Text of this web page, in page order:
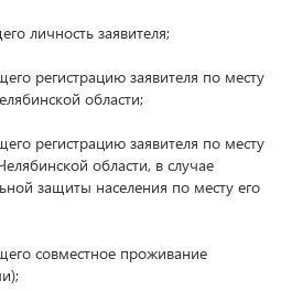
личность заявителя;
регистрацию заявителя по месту
области;
регистрацию заявителя по месту
области, в случае
защиты населения по месту его
совместное проживание